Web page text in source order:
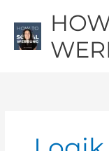
Inhalt
springen